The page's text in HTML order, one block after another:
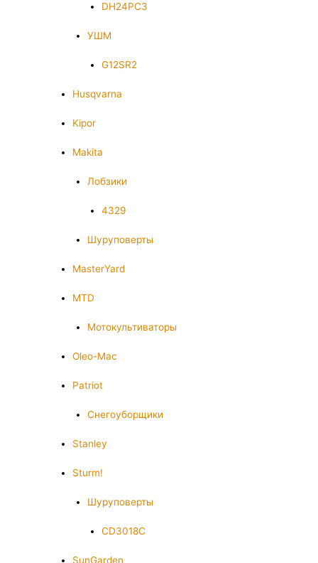
DH24PC3
УШМ
G12SR2
Husqvarna
Kipor
Makita
Лобзики
4329
Шуруповерты
MasterYard
MTD
Мотокультиваторы
Oleo-Mac
Patriot
Снегоуборщики
Stanley
Sturm!
Шуруповерты
CD3018C
SunGarden